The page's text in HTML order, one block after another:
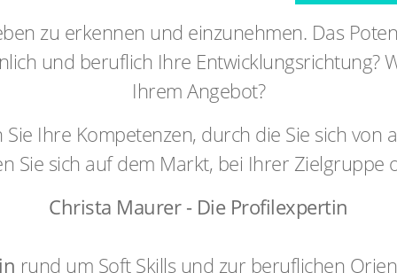
zu erkennen und einzunehmen. Das
und beruflich Ihre
Ihrem Angebot?
Ihre Kompetenzen, durch die Sie sich
Sie sich auf dem Markt, bei Ihrer
Christa Maurer - Die Profilexpertin
rund um Soft Skills und zur beruflichen